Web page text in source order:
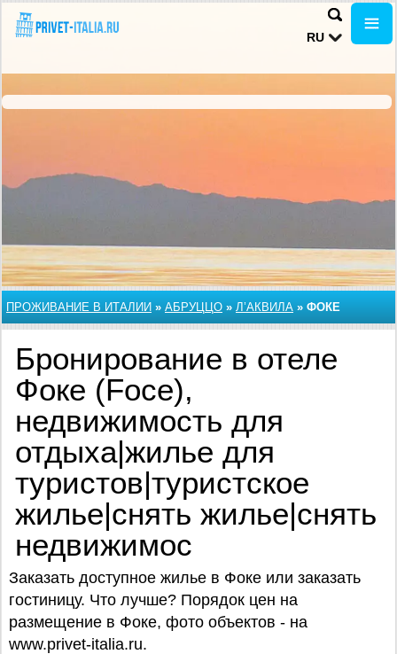
RU
ПРОЖИВАНИЕ В ИТАЛИИ » АБРУЦЦО » Л’АКВИЛА » ФОКЕ
Бронирование в отеле
Фоке (Foce),
недвижимость для
отдыха|жилье для
туристов|туристское
жилье|снять жилье|снять
недвижимос
Заказать доступное жилье в Фоке или заказать
гостиницу. Что лучше? Порядок цен на
размещение в Фоке, фото объектов - на
www.privet-italia.ru.